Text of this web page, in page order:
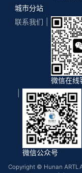
城市分站
联系我们
微信在线
微信公众号
Copyright © Hunan